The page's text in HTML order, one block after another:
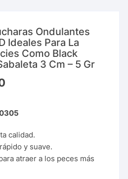
Ondulantes
Ideales Para La
Como Black
3 Cm – 5 Gr
calidad.
y suave.
atraer a los peces más